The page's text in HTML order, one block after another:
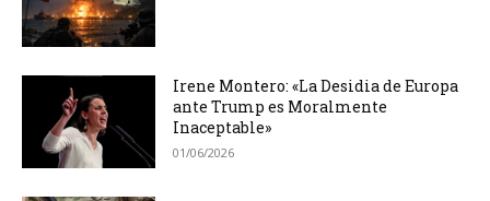
Irene Montero: «La Desidia de Europa
ante Trump es Moralmente
Inaceptable»
01/06/2026